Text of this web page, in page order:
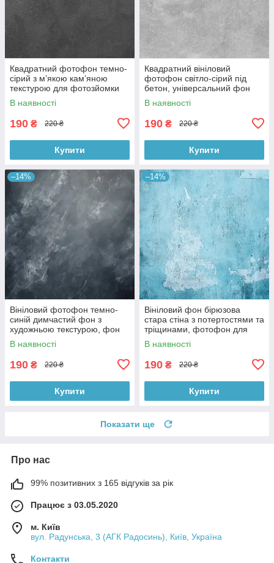
Квадратний фотофон темно-
сірий з м’якою кам’яною
текстурою для фотозйомки
товарів 60x60 см, №550076
В наявності
190 ₴ 220 ₴
Купити
Квадратний вініловий
фотофон світло-сірий під
бетон, універсальний фон
для зйомки, 60x60 см,
№550478
В наявності
190 ₴ 220 ₴
Купити
–14%
Вініловий фотофон темно-
синій димчастий фон з
художньою текстурою, фон
для фото 60x60 см,
№551759
В наявності
190 ₴ 220 ₴
Купити
–14%
Вініловий фон бірюзова
стара стіна з потертостями та
тріщинами, фотофон для
зйомки 60x60 см, №551779
В наявності
190 ₴ 220 ₴
Купити
Показати ще
Про нас
99% позитивних з 165 відгуків за рік
Працює з 03.05.2020
м. Київ
вул. Радунська, 3 (АГК Радосинь), Київ, Україна
Контакти